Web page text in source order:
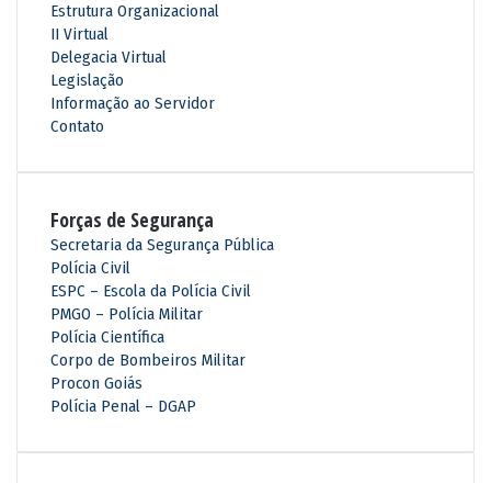
Estrutura Organizacional
II Virtual
Delegacia Virtual
Legislação
Informação ao Servidor
Contato
Forças de Segurança
Secretaria da Segurança Pública
Polícia Civil
ESPC – Escola da Polícia Civil
PMGO – Polícia Militar
Polícia Científica
Corpo de Bombeiros Militar
Procon Goiás
Polícia Penal – DGAP